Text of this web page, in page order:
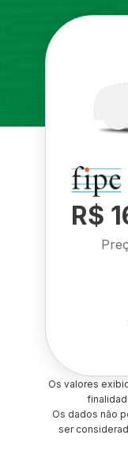
R$
Os valores
Os dados não
ser